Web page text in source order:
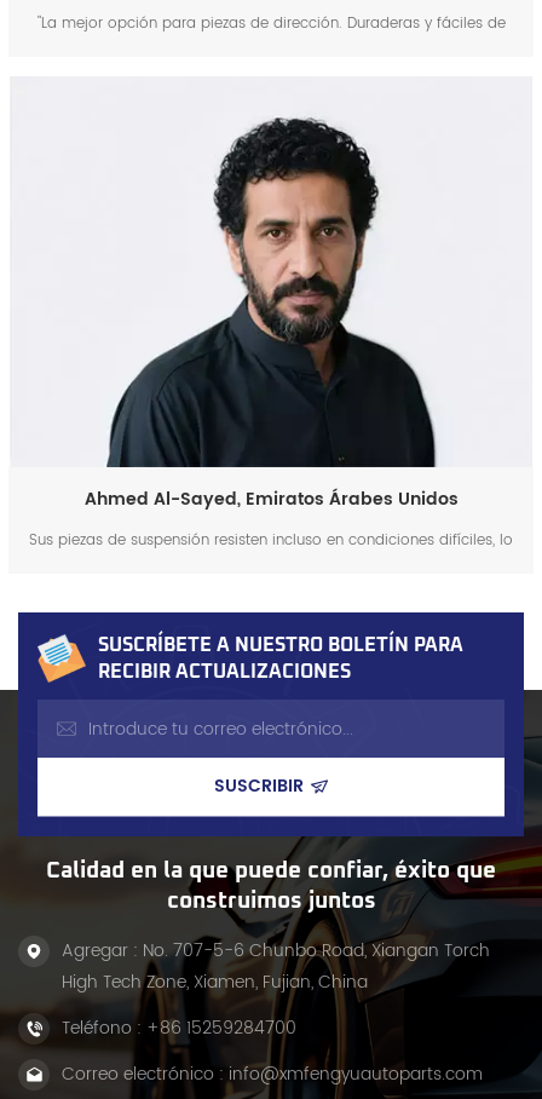
"La mejor opción para piezas de dirección. Duraderas y fáciles de
Ahmed Al-Sayed, Emiratos Árabes Unidos
Sus piezas de suspensión resisten incluso en condiciones difíciles, lo
muestras perfectas e incluso entregaron antes de tiempo. Los clientes
siguen volviendo porque las pi...
SUSCRÍBETE A NUESTRO BOLETÍN PARA
RECIBIR ACTUALIZACIONES
Calidad en la que puede confiar, éxito que
construimos juntos
Agregar : No. 707-5-6 Chunbo Road, Xiangan Torch
High Tech Zone, Xiamen, Fujian, China
Teléfono : +86 15259284700
Correo electrónico : info@xmfengyuautoparts.com